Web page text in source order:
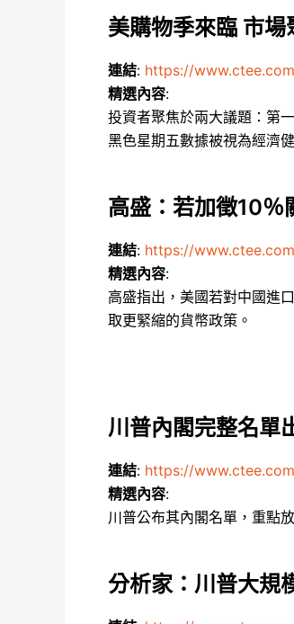
美購物季來臨 市
連結: https://
精選內容:
投資者聚焦於兩大議題：第
黑色星期五數據被視為經濟
高盛：若加徵10％
連結: https://
精選內容:
高盛指出，美國若對中國進
取更緊縮的貨幣政策。
川普內閣完整名單
連結: https://
精選內容:
川普公布其內閣名單，重點
分析家：川普大規